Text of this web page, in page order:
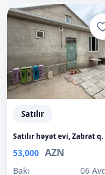
Satılır
Satılır həyət evi, Zabrat q.
53,000 AZN
Bakı 06